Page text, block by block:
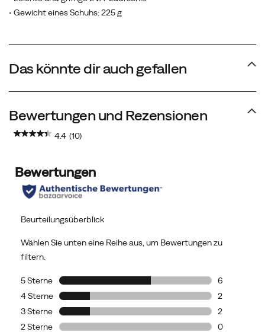
• Gewicht eines Schuhs: 225 g
Das könnte dir auch gefallen
Bewertungen und Rezensionen
4.4 (10)